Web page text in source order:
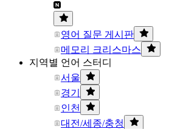
영어 질문 게시판
메모리 크리스마스
지역별 언어 스터디
서울
경기
인천
대전/세종/충청